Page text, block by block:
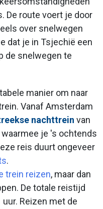
De route voert je door
over snelwegen
dat je in Tsjechië een
de snelwegen te
manier om naar
Vanaf Amsterdam
nachttrein van
waarmee je 's ochtends
reis duurt ongeveer
.
trein reizen, maar dan
De totale reistijd
Reizen met de